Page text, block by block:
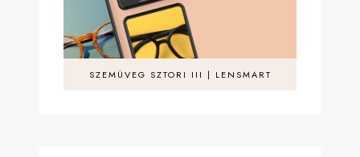
SZEMÜVEG SZTORI III | LENSMART